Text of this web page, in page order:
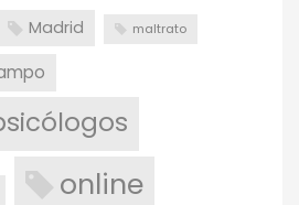
Madrid maltrato
online